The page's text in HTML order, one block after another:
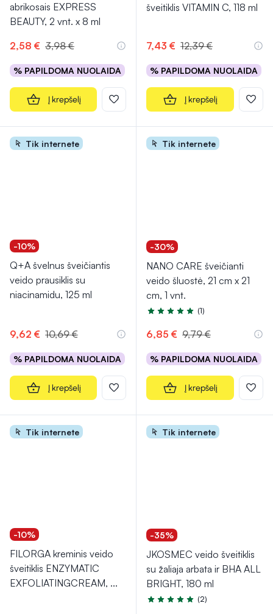
abrikosais EXPRESS
BEAUTY, 2 vnt. x 8 ml
2,58 € 3,98 €
% PAPILDOMA NUOLAIDA
Į krepšelį
šveitiklis VITAMIN C, 118 ml
7,43 € 12,39 €
% PAPILDOMA NUOLAIDA
Į krepšelį
Tik internete
-10%
Q+A švelnus šveičiantis
veido prausiklis su
niacinamidu, 125 ml
9,62 € 10,69 €
% PAPILDOMA NUOLAIDA
Į krepšelį
Tik internete
-30%
NANO CARE šveičianti
veido šluostė, 21 cm x 21
cm, 1 vnt.
Įvertinimas 5.0 iš 5
(1)
6,85 € 9,79 €
% PAPILDOMA NUOLAIDA
Į krepšelį
Tik internete
-10%
FILORGA kreminis veido
šveitiklis ENZYMATIC
EXFOLIATINGCREAM, ...
Tik internete
-35%
JKOSMEC veido šveitiklis
su žaliaja arbata ir BHA ALL
BRIGHT, 180 ml
Įvertinimas 5.0 iš 5
(2)